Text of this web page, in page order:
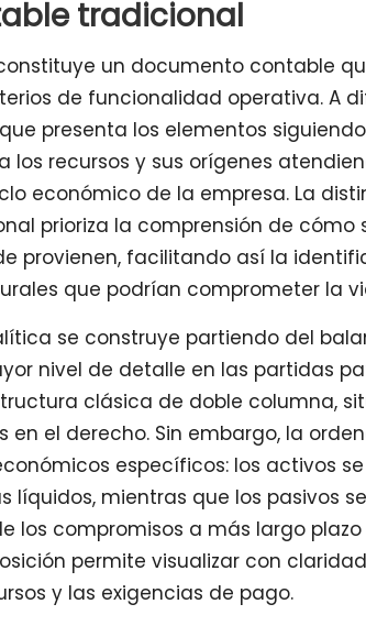
tradicional
un documento contable
de funcionalidad operativa. A
presenta los elementos
los recursos y sus orígenes
económico de la empresa. La
prioriza la comprensión de cómo
provienen, facilitando así la
que podrían comprometer la
se construye partiendo del
nivel de detalle en las partidas
clásica de doble columna,
en el derecho. Sin embargo, la
específicos: los activos
líquidos, mientras que los pasivos
los compromisos a más largo
permite visualizar con
y las exigencias de pago.